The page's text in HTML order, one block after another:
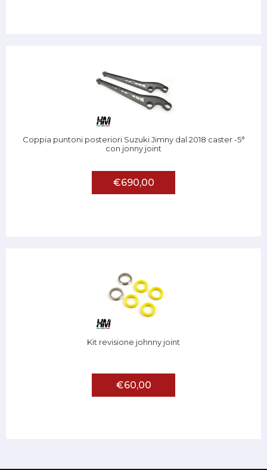
Coppia puntoni posteriori Suzuki Jimny dal 2018 caster -5°
con jonny joint
€690,00
Kit revisione johnny joint
€60,00